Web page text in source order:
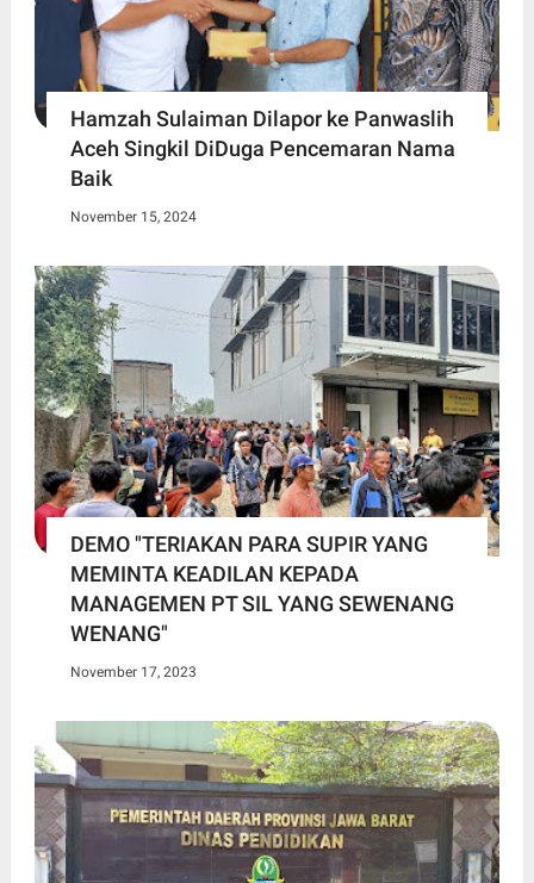
Hamzah Sulaiman Dilapor ke Panwaslih
Aceh Singkil DiDuga Pencemaran Nama
Baik
November 15, 2024
DEMO "TERIAKAN PARA SUPIR YANG
MEMINTA KEADILAN KEPADA
MANAGEMEN PT SIL YANG SEWENANG
WENANG"
November 17, 2023